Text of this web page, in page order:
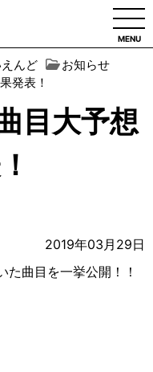
MENU
んど
お知らせ
発表！
目大予想
2019年03月29日
曲目を一挙公開！！